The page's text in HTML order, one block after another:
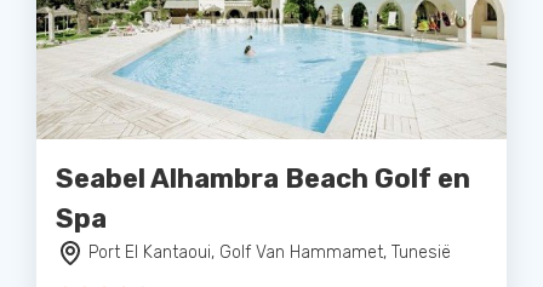
Seabel Alhambra Beach Golf en
Spa
Port El Kantaoui, Golf Van Hammamet, Tunesië